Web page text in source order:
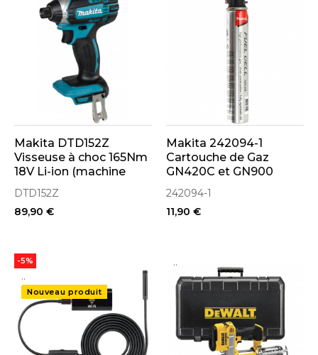
Makita DTD152Z
Visseuse à choc 165Nm
18V Li-ion (machine
seule)
DTD152Z
89,90 €
Makita 242094-1
Cartouche de Gaz
GN420C et GN900
242094-1
11,90 €
..
Nouveau produit
-5% ..